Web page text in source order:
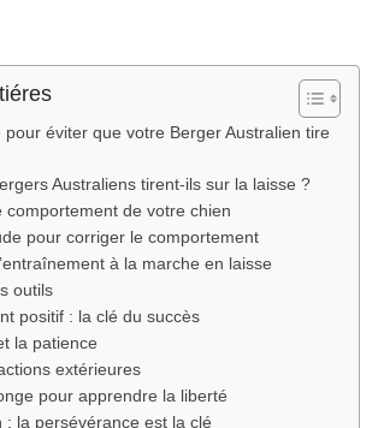
éviter que votre Berger Australien tire
Australiens tirent-ils sur la laisse ?
comportement de votre chien
pour corriger le comportement
à la marche en laisse
outils
positif : la clé du succès
la patience
extérieures
pour apprendre la liberté
: la persévérance est la clé